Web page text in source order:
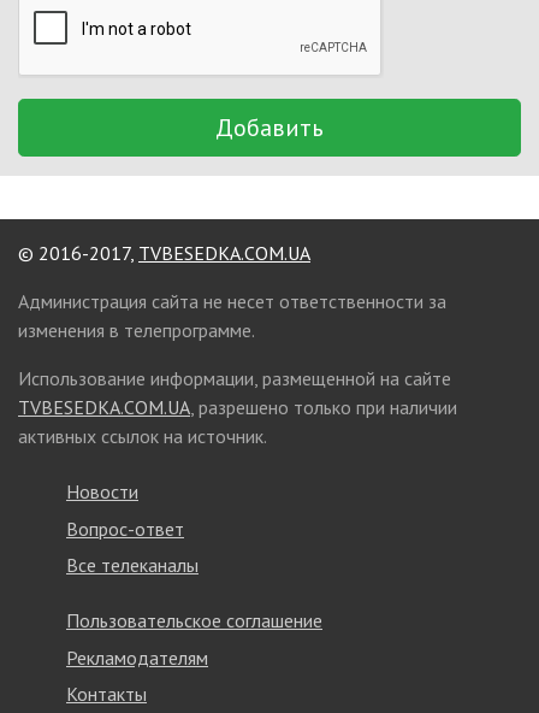
Добавить
© 2016-2017, TVBESEDKA.COM.UA
Администрация сайта не несет ответственности за
изменения в телепрограмме.
Использование информации, размещенной на сайте
TVBESEDKA.COM.UA , разрешено только при наличии
активных ссылок на источник.
Новости
Вопрос-ответ
Все телеканалы
Пользовательское соглашение
Рекламодателям
Контакты